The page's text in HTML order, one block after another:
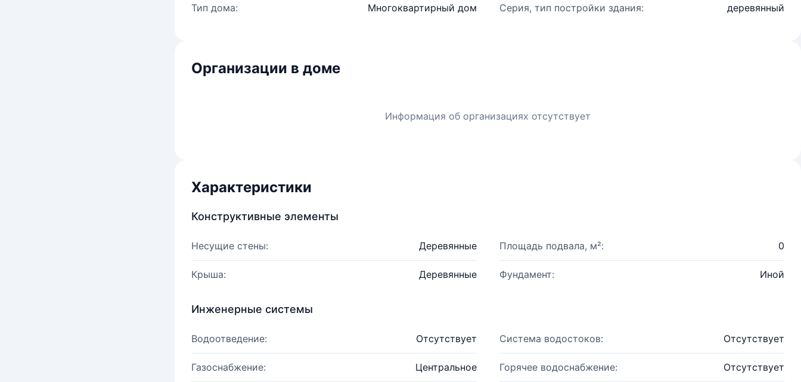
Тип дома: Многоквартирный дом Серия, тип постройки здания: деревянный
Организации в доме
Информация об организациях отсутствует
Характеристики
Конструктивные элементы
Несущие стены: Деревянные Площадь подвала, м²: 0
Крыша: Деревянные Фундамент: Иной
Инженерные системы
Водоотведение: Отсутствует Система водостоков: Отсутствует
Газоснабжение: Центральное Горячее водоснабжение: Отсутствует